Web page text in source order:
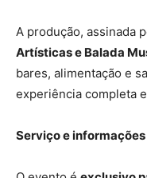
A produção, assinada
Artísticas e Balada
bares, alimentação e
experiência completa
Serviço e